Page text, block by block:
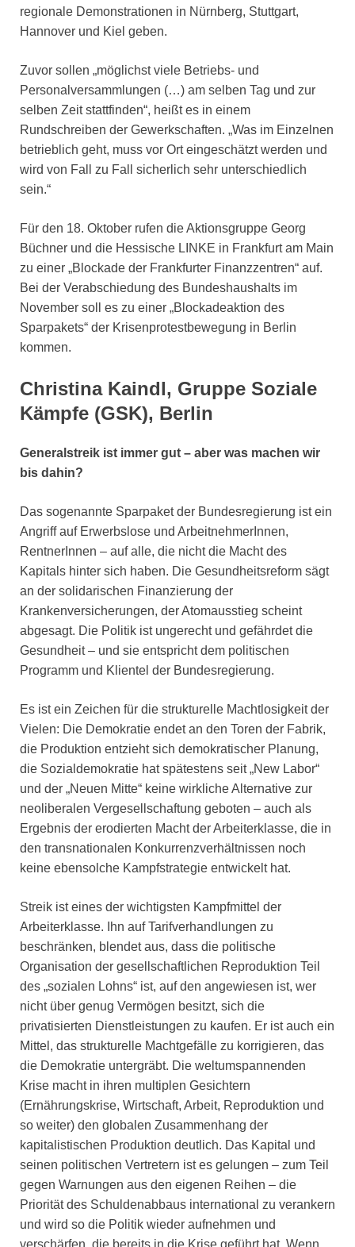
regionale Demonstrationen in Nürnberg, Stuttgart,
Hannover und Kiel geben.
Zuvor sollen „möglichst viele Betriebs- und
Personalversammlungen (…) am selben Tag und zur
selben Zeit stattfinden“, heißt es in einem
Rundschreiben der Gewerkschaften. „Was im Einzelnen
betrieblich geht, muss vor Ort eingeschätzt werden und
wird von Fall zu Fall sicherlich sehr unterschiedlich
sein.“
Für den 18. Oktober rufen die Aktionsgruppe Georg
Büchner und die Hessische LINKE in Frankfurt am Main
zu einer „Blockade der Frankfurter Finanzzentren“ auf.
Bei der Verabschiedung des Bundeshaushalts im
November soll es zu einer „Blockadeaktion des
Sparpakets“ der Krisenprotestbewegung in Berlin
kommen.
Christina Kaindl, Gruppe Soziale
Kämpfe (GSK), Berlin
Generalstreik ist immer gut – aber was machen wir
bis dahin?
Das sogenannte Sparpaket der Bundesregierung ist ein
Angriff auf Erwerbslose und ArbeitnehmerInnen,
RentnerInnen – auf alle, die nicht die Macht des
Kapitals hinter sich haben. Die Gesundheitsreform sägt
an der solidarischen Finanzierung der
Krankenversicherungen, der Atomausstieg scheint
abgesagt. Die Politik ist ungerecht und gefährdet die
Gesundheit – und sie entspricht dem politischen
Programm und Klientel der Bundesregierung.
Es ist ein Zeichen für die strukturelle Machtlosigkeit der
Vielen: Die Demokratie endet an den Toren der Fabrik,
die Produktion entzieht sich demokratischer Planung,
die Sozialdemokratie hat spätestens seit „New Labor“
und der „Neuen Mitte“ keine wirkliche Alternative zur
neoliberalen Vergesellschaftung geboten – auch als
Ergebnis der erodierten Macht der Arbeiterklasse, die in
den transnationalen Konkurrenzverhältnissen noch
keine ebensolche Kampfstrategie entwickelt hat.
Streik ist eines der wichtigsten Kampfmittel der
Arbeiterklasse. Ihn auf Tarifverhandlungen zu
beschränken, blendet aus, dass die politische
Organisation der gesellschaftlichen Reproduktion Teil
des „sozialen Lohns“ ist, auf den angewiesen ist, wer
nicht über genug Vermögen besitzt, sich die
privatisierten Dienstleistungen zu kaufen. Er ist auch ein
Mittel, das strukturelle Machtgefälle zu korrigieren, das
die Demokratie untergräbt. Die weltumspannenden
Krise macht in ihren multiplen Gesichtern
(Ernährungskrise, Wirtschaft, Arbeit, Reproduktion und
so weiter) den globalen Zusammenhang der
kapitalistischen Produktion deutlich. Das Kapital und
seinen politischen Vertretern ist es gelungen – zum Teil
gegen Warnungen aus den eigenen Reihen – die
Priorität des Schuldenabbaus international zu verankern
und wird so die Politik wieder aufnehmen und
verschärfen, die bereits in die Krise geführt hat. Wenn